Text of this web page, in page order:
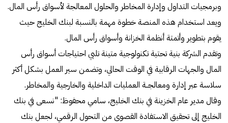
وبرمجيات التداول وإدارة المخاطر والحلول المعالجة لأسواق رأس المال.
ويعد استخدام هذه المنصة خطوة مهمة بالنسبة لبنك الخليج حيث
يقوم بتطوير وأتمتة أنظمة الخزانة وأسواق رأس المال.
وتقدم الشركة بنية تحتية تكنولوجية متينة تلبي احتياجات أسواق رأس
المال والجهات الرقابية في الوقت الحالي، وتضمن سير العمل بشكل أكثر
سلاسة عبر إدارة ومعالجــة العمليات الداخلية والخارجية والمخاطر.
وقال مدير عام الخزينة في بنك الخليج، سامي محفوظ: "نسعى في بنك
الخليج إلى تحقيق الاستفادة القصوى من التحول الرقمي، لجعل بنك